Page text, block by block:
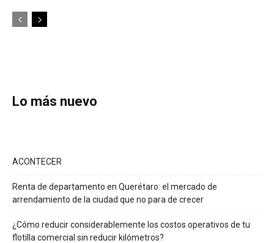
Lo más nuevo
ACONTECER
Renta de departamento en Querétaro: el mercado de
arrendamiento de la ciudad que no para de crecer
¿Cómo reducir considerablemente los costos operativos de tu
flotilla comercial sin reducir kilómetros?